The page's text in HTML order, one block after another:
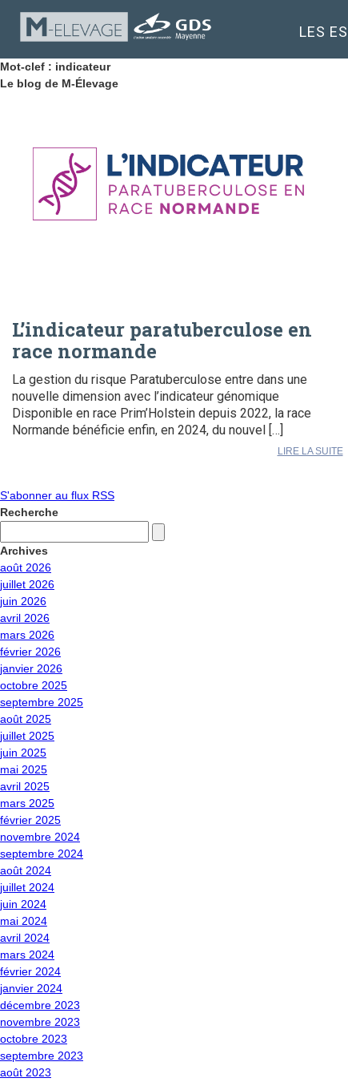
LES
Mot-clef : indicateur
Le blog de M-Élevage
L’indicateur paratuberculose en
race normande
La gestion du risque Paratuberculose entre dans une
nouvelle dimension avec l’indicateur génomique
Disponible en race Prim’Holstein depuis 2022, la race
Normande bénéficie enfin, en 2024, du nouvel […]
LIRE LA SUITE
S'abonner au flux RSS
Recherche
Archives
août 2026
juillet 2026
juin 2026
avril 2026
mars 2026
février 2026
janvier 2026
octobre 2025
septembre 2025
août 2025
juillet 2025
juin 2025
mai 2025
avril 2025
mars 2025
février 2025
novembre 2024
septembre 2024
août 2024
juillet 2024
juin 2024
mai 2024
avril 2024
mars 2024
février 2024
janvier 2024
décembre 2023
novembre 2023
octobre 2023
septembre 2023
août 2023